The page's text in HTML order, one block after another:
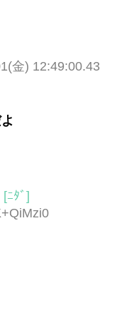
金) 12:49:00.43
ﾆﾀﾞ]